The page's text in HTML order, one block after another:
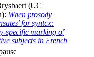
(UC
When prosody
for syntax:
specific marking of
subjects in French